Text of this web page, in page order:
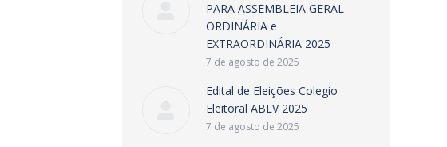
PARA ASSEMBLEIA GERAL
ORDINÁRIA e
EXTRAORDINÁRIA 2025
7 de agosto de 2025
Edital de Eleições Colegio
Eleitoral ABLV 2025
7 de agosto de 2025